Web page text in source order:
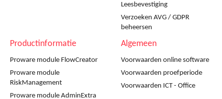
Leesbevestiging
Verzoeken AVG / GDPR
beheersen
Productinformatie
Proware module FlowCreator
Proware module
RiskManagement
Proware module AdminExtra
Algemeen
Voorwaarden online software
Voorwaarden proefperiode
Voorwaarden ICT - Office